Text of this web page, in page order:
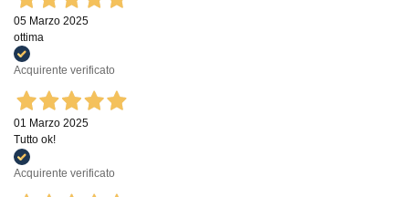
05 Marzo 2025
ottima
Acquirente verificato
01 Marzo 2025
Tutto ok!
Acquirente verificato